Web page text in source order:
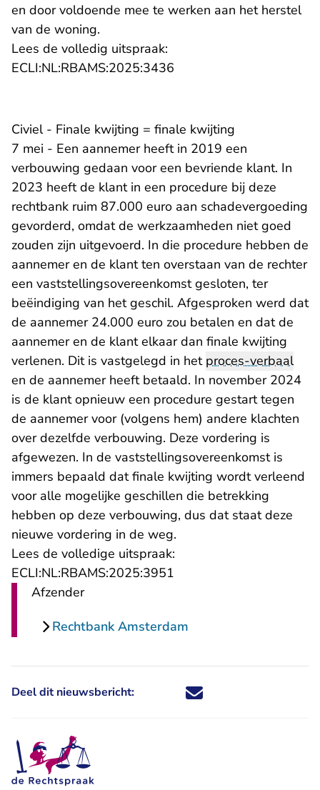
en door voldoende mee te werken aan het herstel
van de woning.
Lees de volledig uitspraak:
ECLI:NL:RBAMS:2025:3436
Civiel - Finale kwijting = finale kwijting
7 mei - Een aannemer heeft in 2019 een
verbouwing gedaan voor een bevriende klant. In
2023 heeft de klant in een procedure bij deze
rechtbank ruim 87.000 euro aan schadevergoeding
gevorderd, omdat de werkzaamheden niet goed
zouden zijn uitgevoerd. In die procedure hebben de
aannemer en de klant ten overstaan van de rechter
een vaststellingsovereenkomst gesloten, ter
beëindiging van het geschil. Afgesproken werd dat
de aannemer 24.000 euro zou betalen en dat de
aannemer en de klant elkaar dan finale kwijting
verlenen. Dit is vastgelegd in het proces-verbaal
en de aannemer heeft betaald. In november 2024
is de klant opnieuw een procedure gestart tegen
de aannemer voor (volgens hem) andere klachten
over dezelfde verbouwing. Deze vordering is
afgewezen. In de vaststellingsovereenkomst is
immers bepaald dat finale kwijting wordt verleend
voor alle mogelijke geschillen die betrekking
hebben op deze verbouwing, dus dat staat deze
nieuwe vordering in de weg.
Lees de volledige uitspraak:
ECLI:NL:RBAMS:2025:3951
Afzender
Rechtbank Amsterdam
Deel dit nieuwsbericht: Deel dit nieuwsbericht via X -
Deel dit nieuwsbericht via
Deel dit nieuwsbericht
Deel dit